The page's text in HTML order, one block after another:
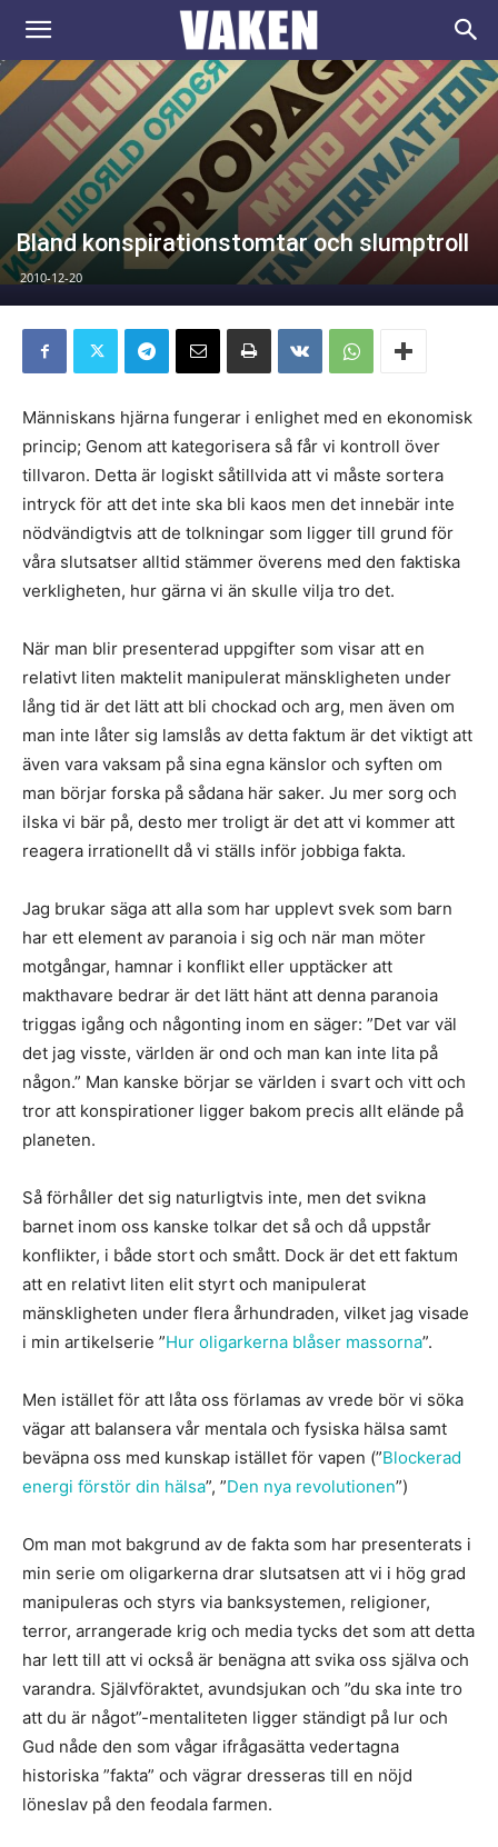
VAKEN.se
Bland konspirationstomtar och slumptroll
2010-12-20
Människans hjärna fungerar i enlighet med en ekonomisk
princip; Genom att kategorisera så får vi kontroll över
tillvaron. Detta är logiskt såtillvida att vi måste sortera
intryck för att det inte ska bli kaos men det innebär inte
nödvändigtvis att de tolkningar som ligger till grund för
våra slutsatser alltid stämmer överens med den faktiska
verkligheten, hur gärna vi än skulle vilja tro det.
När man blir presenterad uppgifter som visar att en
relativt liten maktelit manipulerat mänskligheten under
lång tid är det lätt att bli chockad och arg, men även om
man inte låter sig lamslås av detta faktum är det viktigt att
även vara vaksam på sina egna känslor och syften om
man börjar forska på sådana här saker. Ju mer sorg och
ilska vi bär på, desto mer troligt är det att vi kommer att
reagera irrationellt då vi ställs inför jobbiga fakta.
Jag brukar säga att alla som har upplevt svek som barn
har ett element av paranoia i sig och när man möter
motgångar, hamnar i konflikt eller upptäcker att
makthavare bedrar är det lätt hänt att denna paranoia
triggas igång och någonting inom en säger: ”Det var väl
det jag visste, världen är ond och man kan inte lita på
någon.” Man kanske börjar se världen i svart och vitt och
tror att konspirationer ligger bakom precis allt elände på
planeten.
Så förhåller det sig naturligtvis inte, men det svikna
barnet inom oss kanske tolkar det så och då uppstår
konflikter, i både stort och smått. Dock är det ett faktum
att en relativt liten elit styrt och manipulerat
mänskligheten under flera århundraden, vilket jag visade
i min artikelserie ”Hur oligarkerna blåser massorna”.
Men istället för att låta oss förlamas av vrede bör vi söka
vägar att balansera vår mentala och fysiska hälsa samt
beväpna oss med kunskap istället för vapen (”Blockerad
energi förstör din hälsa”, ”Den nya revolutionen”)
Om man mot bakgrund av de fakta som har presenterats i
min serie om oligarkerna drar slutsatsen att vi i hög grad
manipuleras och styrs via banksystemen, religioner,
terror, arrangerade krig och media tycks det som att detta
har lett till att vi också är benägna att svika oss själva och
varandra. Självföraktet, avundsjukan och ”du ska inte tro
att du är något”-mentaliteten ligger ständigt på lur och
Gud nåde den som vågar ifrågasätta vedertagna
historiska ”fakta” och vägrar dresseras till en nöjd
löneslav på den feodala farmen.